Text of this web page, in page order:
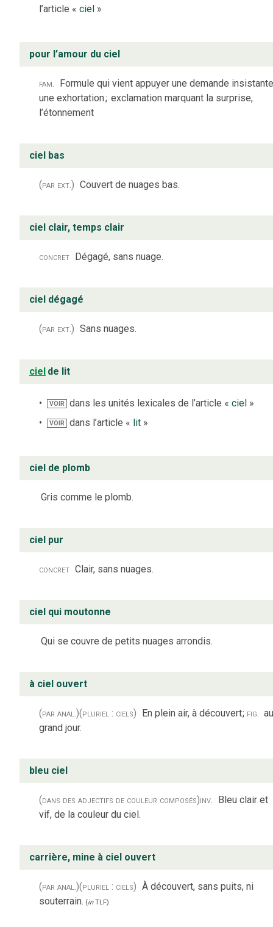
l’article « ciel »
pour l’amour du ciel
fam. Formule qui vient appuyer une demande
une exhortation; exclamation marquant la surprise,
l’étonnement
ciel bas
(par ext.) Couvert de nuages bas.
ciel clair, temps clair
concret Dégagé, sans nuage.
ciel dégagé
(par ext.) Sans nuages.
ciel de lit
VOIR dans les unités lexicales de l’article «ciel »
VOIR dans l’article « lit »
ciel de plomb
Gris comme le plomb.
ciel pur
concret Clair, sans nuages.
ciel qui moutonne
Qui se couvre de petits nuages arrondis.
à ciel ouvert
(par anal.)(pluriel : ciels) En plein air, à découvert; fig.
grand jour.
bleu ciel
(dans des adjectifs de couleur composés)inv. Bleu clair et
vif, de la couleur du ciel.
carrière, mine à ciel ouvert
(par anal.)(pluriel : ciels) À découvert, sans puits, ni
souterrain. (inTLF)